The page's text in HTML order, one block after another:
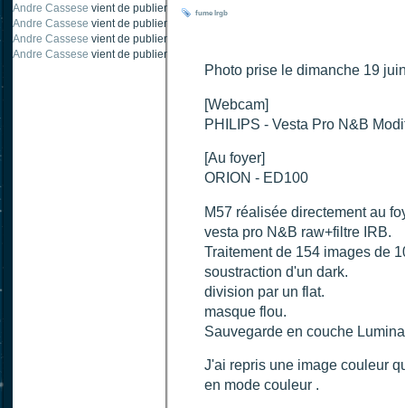
Andre Cassese vient de publier "
Tache solaire 18 juin 2021 lunette 120 mm
Andre Cassese vient de publier "
Andre Cassese vient de publier "
Andre Cassese vient de publier "
fume lrgb
Photo prise le dimanche 19
[Webcam]
PHILIPS - Vesta Pro N&B
[Au foyer]
ORION - ED100
M57 réalisée directement au
vesta pro N&B raw+filtre IRB.
Traitement de 154 images de
soustraction d'un dark.
division par un flat.
masque flou.
Sauvegarde en couche
J'ai repris une image couleur
en mode couleur .